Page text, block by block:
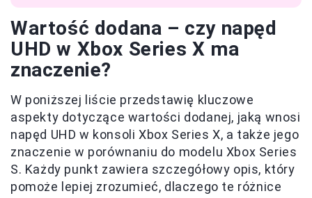
Wartość dodana – czy napęd
UHD w Xbox Series X ma
znaczenie?
W poniższej liście przedstawię kluczowe
aspekty dotyczące wartości dodanej, jaką wnosi
napęd UHD w konsoli Xbox Series X, a także jego
znaczenie w porównaniu do modelu Xbox Series
S. Każdy punkt zawiera szczegółowy opis, który
pomoże lepiej zrozumieć, dlaczego te różnice